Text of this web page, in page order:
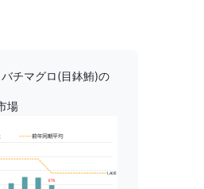
チマグロ(目鉢鮪)の
場